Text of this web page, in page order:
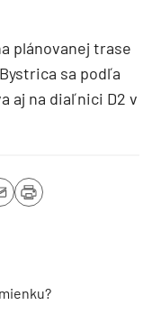
plánovanej trase
sa podľa
aj na diaľnici D2 v